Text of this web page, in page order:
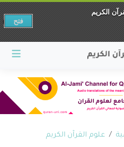
علوم القرآن الكريم
الكريم
فتح